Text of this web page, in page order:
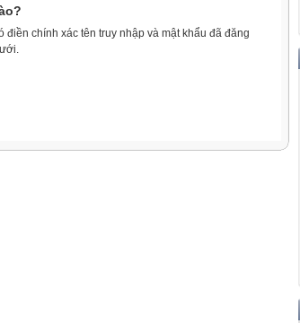
điền chính xác tên truy nhập và mật khẩu đã đăng